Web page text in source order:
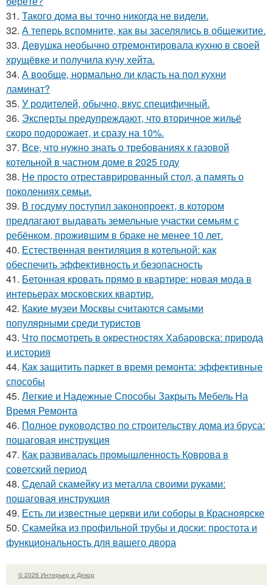
31. Такого дома вы точно никогда не видели.
32. А теперь вспомните, как вы заселялись в общежитие.
33. Девушка необычно отремонтировала кухню в своей
хрущёвке и получила кучу хейта.
34. А вообще, нормально ли класть на пол кухни
ламинат?
35. У родителей, обычно, вкус специфичный.
36. Эксперты предупреждают, что вторичное жильё
скоро подорожает, и сразу на 10%.
37. Все, что нужно знать о требованиях к газовой
котельной в частном доме в 2025 году
38. Не просто отреставрированный стол, а память о
поколениях семьи.
39. В госдуму поступил законопроект, в котором
предлагают выдавать земельные участки семьям с
ребёнком, прожившим в браке не менее 10 лет.
40. Естественная вентиляция в котельной: как
обеспечить эффективность и безопасность
41. Бетонная кровать прямо в квартире: новая мода в
интерьерах московских квартир.
42. Какие музеи Москвы считаются самыми
популярными среди туристов
43. Что посмотреть в окрестностях Хабаровска: природа
и история
44. Как защитить паркет в время ремонта: эффективные
способы
45. Легкие и Надежные Способы Закрыть Мебель На
Время Ремонта
46. Полное руководство по строительству дома из бруса:
пошаговая инструкция
47. Как развивалась промышленность Коврова в
советский период
48. Сделай скамейку из металла своими руками:
пошаговая инструкция
49. Есть ли известные церкви или соборы в Красноярске
50. Скамейка из профильной трубы и доски: простота и
функциональность для вашего двора
© 2026 Интерьер и Декор